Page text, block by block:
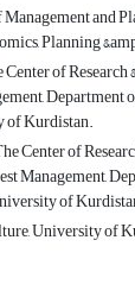
and
Planning
Center of
of Kurdistan.
Center of
Management,
of
University of